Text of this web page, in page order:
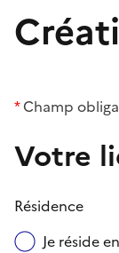
*Champ
Votre
Résidence
Je réside